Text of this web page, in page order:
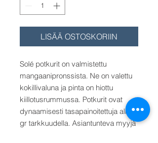
LISÄÄ OSTOSKORIIN
Solé potkurit on valmistettu
mangaanipronssista. Ne on valettu
kokillivaluna ja pinta on hiottu
kiillotusrummussa. Potkurit ovat
dynaamisesti tasapainoitettuja alle 1
gr tarkkuudella. Asiantunteva myyjä